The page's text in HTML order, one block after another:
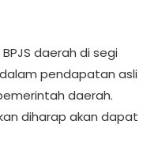
daerah di segi
pendapatan asli
daerah.
diharap akan dapat